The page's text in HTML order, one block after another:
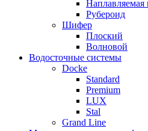
Наплавляемая
Рубероид
Шифер
Плоский
Волновой
Водосточные системы
Docke
Standard
Premium
LUX
Stal
Grand Line